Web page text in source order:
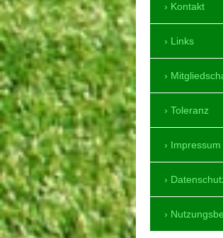
Kontakt
Links
Toleranz
Impressum